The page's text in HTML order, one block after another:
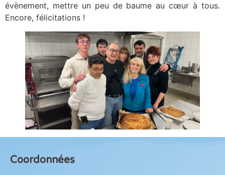
évènement, mettre un peu de baume au cœur à tous.
Encore, félicitations !
Coordonnées